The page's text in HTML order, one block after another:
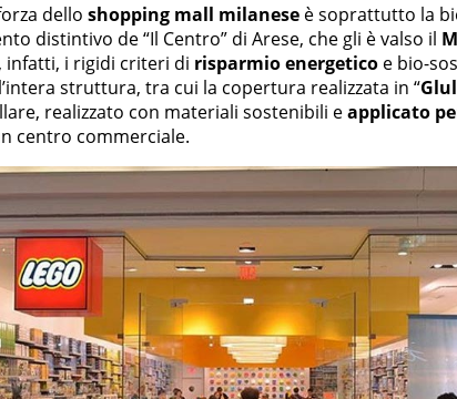
dello shopping mall milanese è soprattutto la
distintivo de “Il Centro” di Arese, che gli è valso il
infatti, i rigidi criteri di risparmio energetico e bio-
struttura, tra cui la copertura realizzata in “
realizzato con materiali sostenibili eapplicato
centro commerciale.